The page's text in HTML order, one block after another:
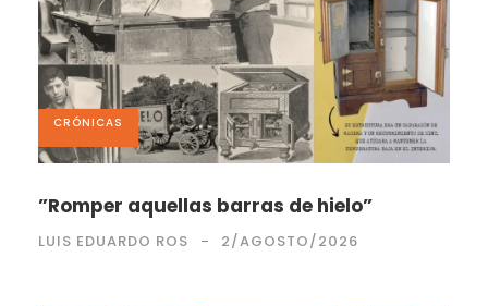
CRÓNICAS
”Romper aquellas barras de hielo”
LUIS EDUARDO ROS 2/AGOSTO/2026